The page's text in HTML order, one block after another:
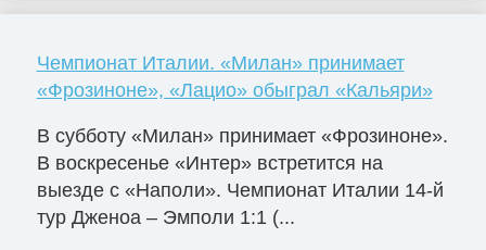
Чемпионат Италии. «Милан» принимает
«Фрозиноне», «Лацио» обыграл «Кальяри»
В субботу «Милан» принимает «Фрозиноне».
В воскресенье «Интер» встретится на
выезде с «Наполи». Чемпионат Италии 14-й
тур Дженоа – Эмполи 1:1 (...